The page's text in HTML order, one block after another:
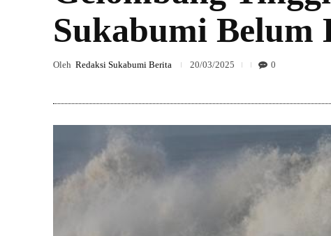
Sukabumi Belum
Oleh Redaksi Sukabumi Berita 20/03/2025 0